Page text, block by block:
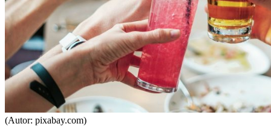
(Autor: pixabay.com)